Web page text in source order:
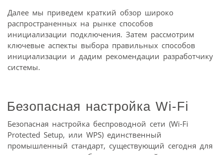
Далее мы приведем краткий обзор широко
распространенных на рынке способов
инициализации подключения. Затем рассмотрим
ключевые аспекты выбора правильных способов
инициализации и дадим рекомендации разработчику
системы.
Безопасная настройка Wi-Fi
Безопасная настройка беспроводной сети (Wi-Fi
Protected Setup, или WPS) единственный
промышленный стандарт, существующий сегодня для